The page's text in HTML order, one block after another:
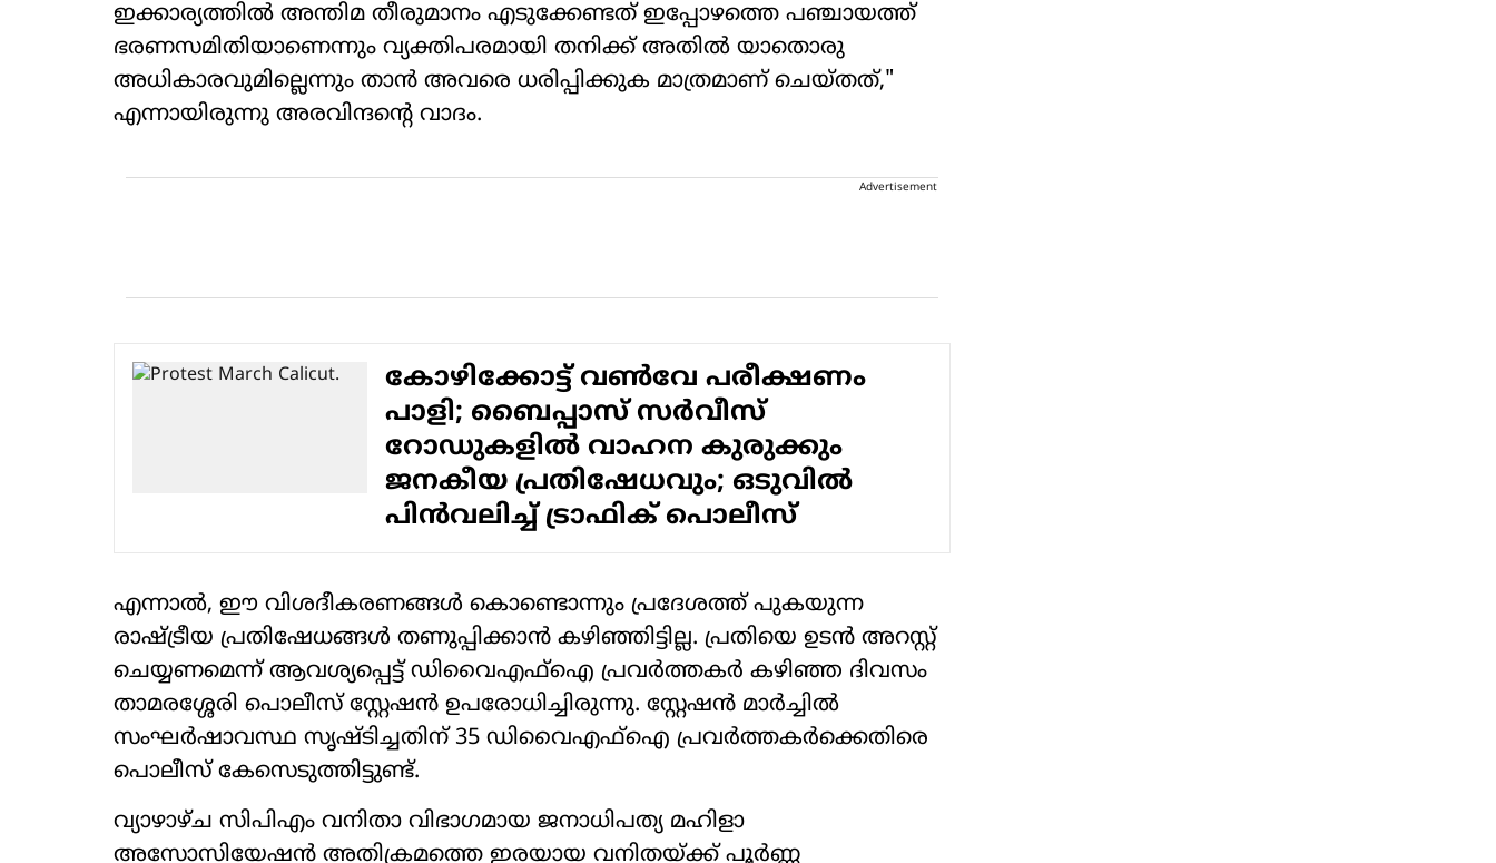
ഇക്കാര്യത്തിൽ അന്തിമ തീരുമാനം എടുക്കേണ്ടത് ഇപ്പോഴത്തെ പഞ്ചായത്ത്
ഭരണസമിതിയാണെന്നും വ്യക്തിപരമായി തനിക്ക് അതിൽ യാതൊരു
അധികാരവുമില്ലെന്നും താൻ അവരെ ധരിപ്പിക്കുക മാത്രമാണ് ചെയ്തത്,"
എന്നായിരുന്നു അരവിന്ദന്റെ വാദം.
Advertisement
കോഴിക്കോട്ട് വൺവേ പരീക്ഷണം
പാളി; ബൈപ്പാസ് സർവീസ്
റോഡുകളിൽ വാഹന കുരുക്കും
ജനകീയ പ്രതിഷേധവും; ഒടുവിൽ
പിൻവലിച്ച് ട്രാഫിക് പൊലീസ്
എന്നാൽ, ഈ വിശദീകരണങ്ങൾ കൊണ്ടൊന്നും പ്രദേശത്ത് പുകയുന്ന
രാഷ്ട്രീയ പ്രതിഷേധങ്ങൾ തണുപ്പിക്കാൻ കഴിഞ്ഞിട്ടില്ല. പ്രതിയെ ഉടൻ അറസ്റ്റ്
ചെയ്യണമെന്ന് ആവശ്യപ്പെട്ട് ഡിവൈഎഫ്ഐ പ്രവർത്തകർ കഴിഞ്ഞ ദിവസം
താമരശ്ശേരി പൊലീസ് സ്റ്റേഷൻ ഉപരോധിച്ചിരുന്നു. സ്റ്റേഷൻ മാർച്ചിൽ
സംഘർഷാവസ്ഥ സൃഷ്ടിച്ചതിന് 35 ഡിവൈഎഫ്ഐ പ്രവർത്തകർക്കെതിരെ
പൊലീസ് കേസെടുത്തിട്ടുണ്ട്.
വ്യാഴാഴ്ച സിപിഎം വനിതാ വിഭാഗമായ ജനാധിപത്യ മഹിളാ
അസോസിയേഷൻ അതിക്രമത്തെ ഇരയായ വനിതയ്ക്ക് പൂർണ്ണ